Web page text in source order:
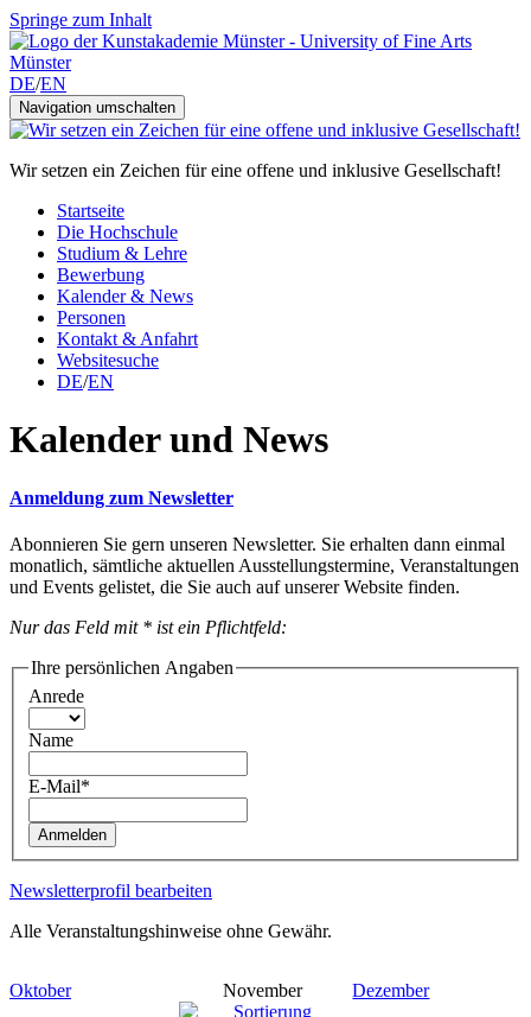
Springe zum Inhalt
DE/EN
Navigation umschalten
Wir setzen ein Zeichen für eine offene und inklusive Gesellschaft!
Startseite
Die Hochschule
Studium & Lehre
Bewerbung
Kalender & News
Personen
Kontakt & Anfahrt
Websitesuche
DE/EN
Kalender und News
Anmeldung zum Newsletter
Abonnieren Sie gern unseren Newsletter. Sie erhalten dann einmal
monatlich, sämtliche aktuellen Ausstellungstermine, Veranstaltungen
und Events gelistet, die Sie auch auf unserer Website finden.
Nur das Feld mit * ist ein Pflichtfeld:
Ihre persönlichen Angaben
Anrede
Name
E-Mail*
Anmelden
Newsletterprofil bearbeiten
Alle Veranstaltungshinweise ohne Gewähr.
Oktober November
Dezember